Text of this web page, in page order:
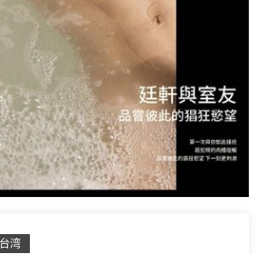
台湾